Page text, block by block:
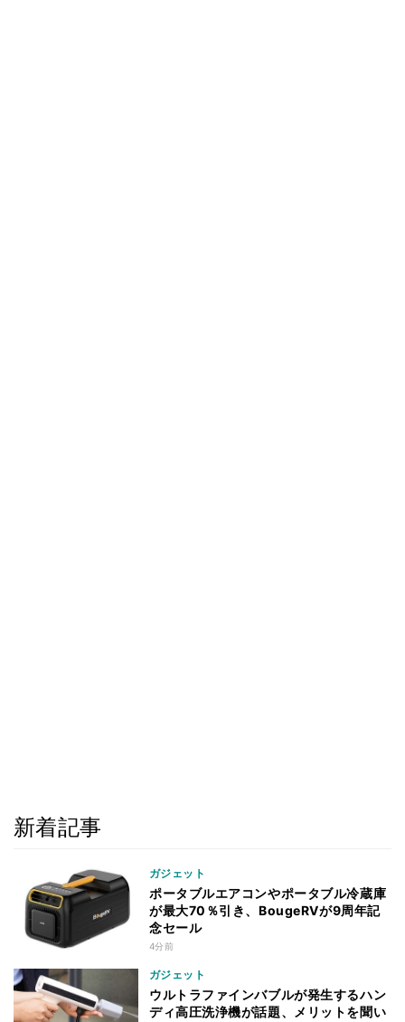
新着記事
ガジェット
ポータブルエアコンやポータブル冷蔵庫
が最大70％引き、BougeRVが9周年記
念セール
4分前
ガジェット
ウルトラファインバブルが発生するハン
ディ高圧洗浄機が話題、メリットを聞い